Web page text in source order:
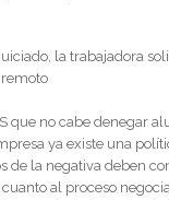
la trabajadora
remoto
que no cabe denegar
ya existe una
de la negativa deben
al proceso